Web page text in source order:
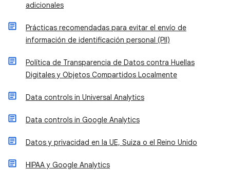
adicionales
Prácticas recomendadas para evitar el envío de
información de identificación personal (PII)
Política de Transparencia de Datos contra Huellas
Digitales y Objetos Compartidos Localmente
Data controls in Universal Analytics
Data controls in Google Analytics
Datos y privacidad en la UE, Suiza o el Reino Unido
HIPAA y Google Analytics